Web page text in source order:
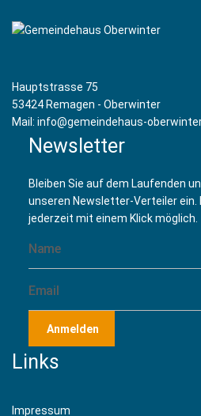
Hauptstrasse 75
53424 Remagen - Oberwinter
Mail: info@gemeindehaus-
Newsletter
Bleiben Sie auf dem Laufenden
unseren Newsletter-Verteiler ein.
jederzeit mit einem Klick möglich.
Anmelden
Links
Impressum